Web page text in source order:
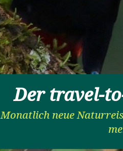
Der travel-
Monatlich neue